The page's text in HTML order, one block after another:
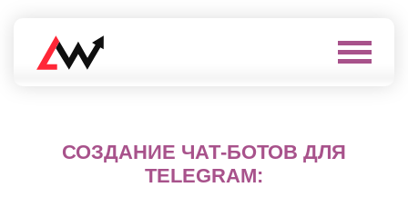
Выберите
город
Нижневартовск
Нижнекамск
СОЗДАНИЕ ЧАТ-БОТОВ ДЛЯ
TELEGRAM: